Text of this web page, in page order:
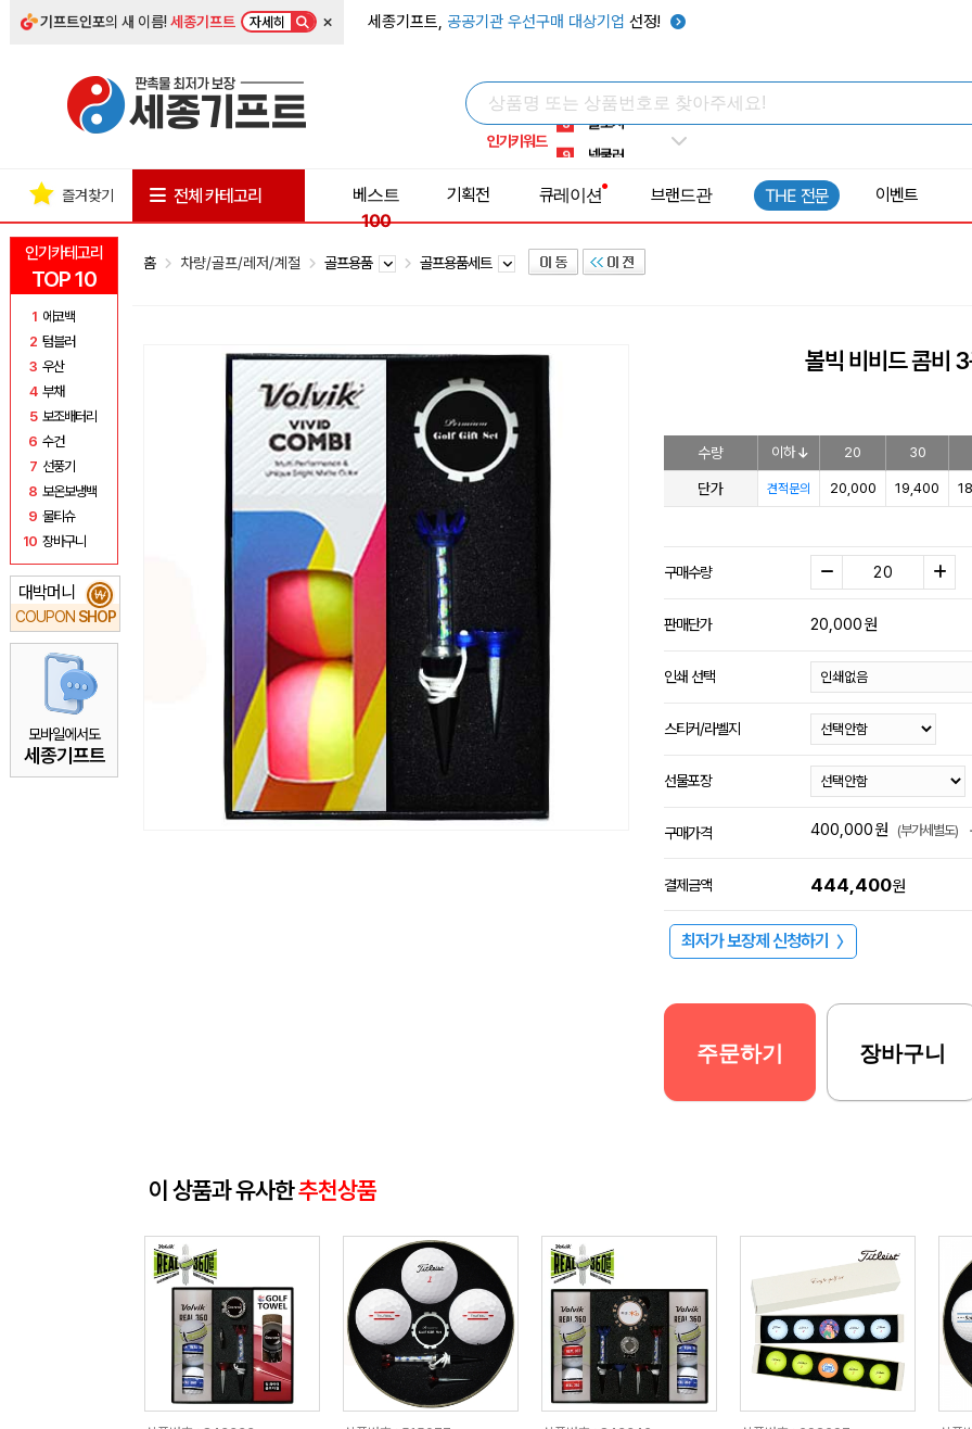
기프트인포의 새 이름!세종기프트 자세히 × 세종기프트, 공공기관 우선구매 대상기업 선정!
인기키워드
5 키캡
8 쿨토시
1 선풍기
인기카테고리
TOP 10
1 에코백
2 텀블러
3 우산
4 부채
5 보조배터리
6 수건
7 선풍기
8 보온보냉백
9 물티슈
10 장바구니
대박머니
COUPON SHOP
₩
모바일에서도
세종기프트
즐겨찾기 전체 카테고리
베스트
100
기획전 큐레이션 브랜드관 THE 전문 이벤트
홈 차량/골프/레저/계절 골프용품 골프용품세트
볼빅 비비드 콤비
수량 이하 20 30
단가 견적문의 20,000 19,400
구매수량
판매단가 20,000원
인쇄 선택
스티커/라벨지
선물포장
구매가격 400,000원 (부가세별도)
결제금액 444,400원
최저가 보장제 신청하기 〉
주문하기 장바구니
이 상품과 유사한추천상품